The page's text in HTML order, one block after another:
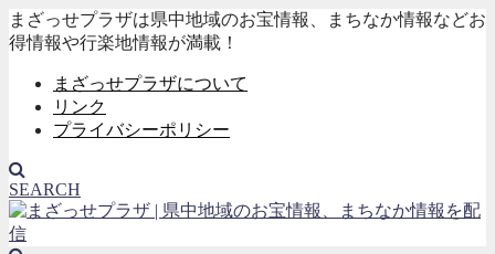
まざっせプラザは県中地域のお宝情報、まちなか情報などお
得情報や行楽地情報が満載！
まざっせプラザについて
リンク
プライバシーポリシー
SEARCH